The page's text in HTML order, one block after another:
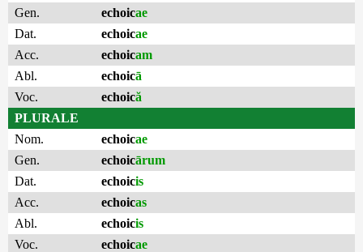
Gen.
echoicae
Dat.
echoicae
Acc.
echoicam
Abl.
echoicā
Voc.
echoică
PLURALE
Nom.
echoicae
Gen.
echoicārum
Dat.
echoicis
Acc.
echoicas
Abl.
echoicis
Voc.
echoicae